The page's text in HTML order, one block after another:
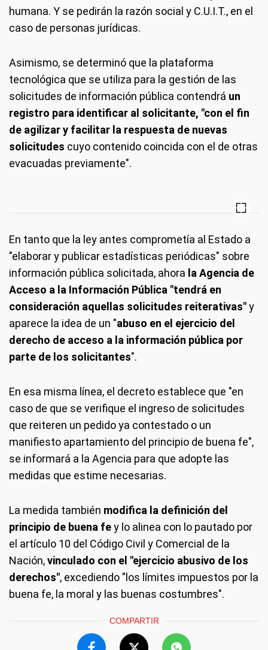
humana. Y se pedirán la razón social y C.U.I.T., en el
caso de personas jurídicas.
Asimismo, se determinó que la plataforma
tecnológica que se utiliza para la gestión de las
solicitudes de información pública contendrá un
registro para identificar al solicitante, "con el fin
de agilizar y facilitar la respuesta de nuevas
solicitudes cuyo contenido coincida con el de otras
evacuadas previamente".
En tanto que la ley antes comprometía al Estado a
"elaborar y publicar estadísticas periódicas" sobre
información pública solicitada, ahora la Agencia de
Acceso a la Información Pública "tendrá en
consideración aquellas solicitudes reiterativas"y
aparece la idea de un "abuso en el ejercicio del
derecho de acceso a la información pública por
parte de los solicitantes".
En esa misma línea, el decreto establece que "en
caso de que se verifique el ingreso de solicitudes
que reiteren un pedido ya contestado o un
manifiesto apartamiento del principio de buena fe",
se informará a la Agencia para que adopte las
medidas que estime necesarias.
La medida también modifica la definición del
principio de buena fey lo alinea con lo pautado por
el artículo 10 del Código Civil y Comercial de la
Nación,vinculado con el "ejercicio abusivo de los
derechos", excediendo "los límites impuestos por la
buena fe, la moral y las buenas costumbres".
COMPARTIR